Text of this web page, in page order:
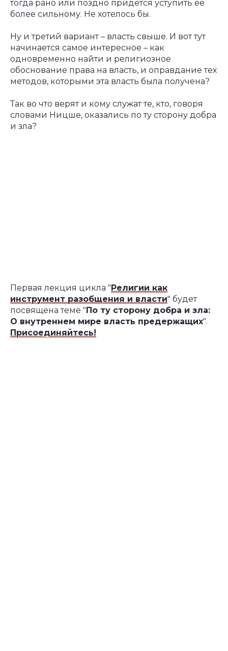
тогда рано или поздно придётся уступить её
более сильному. Не хотелось бы.
Ну и третий вариант – власть свыше. И вот тут
начинается самое интересное – как
одновременно найти и религиозное
обоснование права на власть, и оправдание тех
методов, которыми эта власть была получена?
Так во что верят и кому служат те, кто, говоря
словами Ницше, оказались по ту сторону добра
и зла?
Первая лекция цикла "Религии как
инструмент разобщения и власти" будет
посвящена теме "По ту сторону добра и зла:
О внутреннем мире власть предержащих".
Присоединяйтесь!